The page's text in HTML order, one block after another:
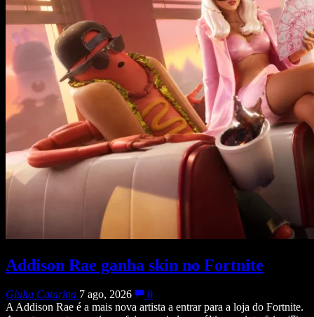
Addison Rae ganha skin no Fortnite
Giulia Catarina 7 ago, 2026
0
A Addison Rae é a mais nova artista a entrar para a loja do Fortnite.